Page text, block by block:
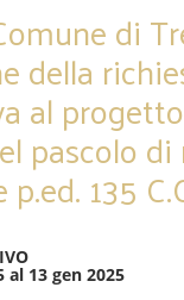
di
della
al
pascolo
135
al 13 gen 2025